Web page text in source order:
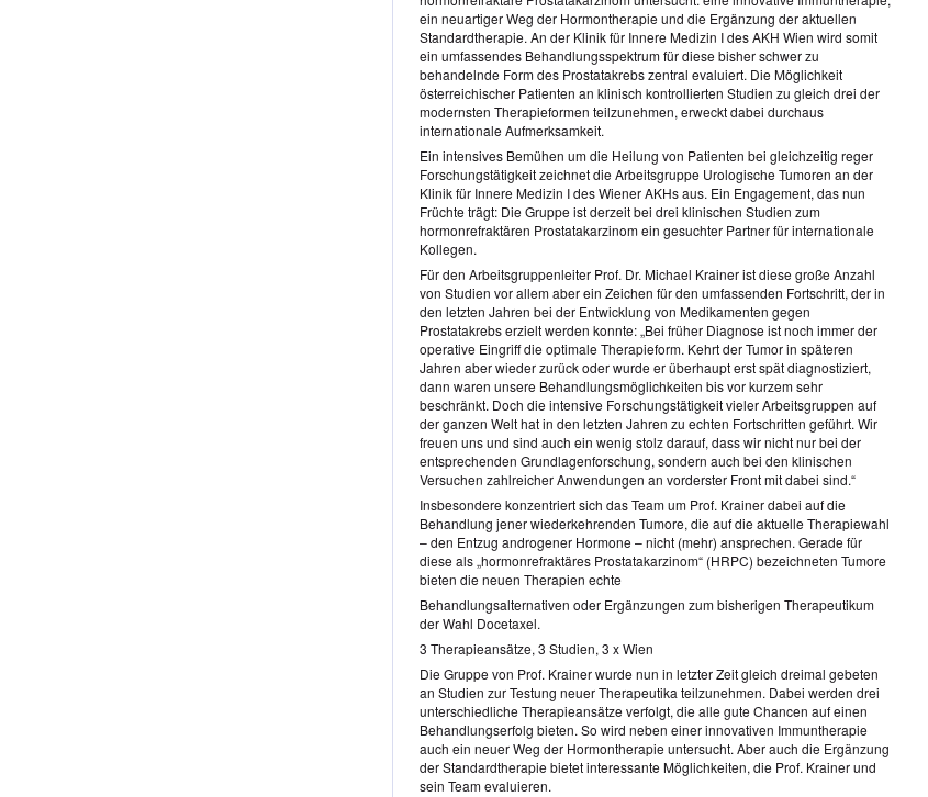
ein neuartiger Weg der Hormontherapie und die Ergänzung der aktuellen
Standardtherapie. An der Klinik für Innere Medizin I des AKH Wien wird somit
ein umfassendes Behandlungsspektrum für diese bisher schwer zu
behandelnde Form des Prostatakrebs zentral evaluiert. Die Möglichkeit
österreichischer Patienten an klinisch kontrollierten Studien zu gleich drei der
modernsten Therapieformen teilzunehmen, erweckt dabei durchaus
internationale Aufmerksamkeit.
Ein intensives Bemühen um die Heilung von Patienten bei gleichzeitig reger
Forschungstätigkeit zeichnet die Arbeitsgruppe Urologische Tumoren an der
Klinik für Innere Medizin I des Wiener AKHs aus. Ein Engagement, das nun
Früchte trägt: Die Gruppe ist derzeit bei drei klinischen Studien zum
hormonrefraktären Prostatakarzinom ein gesuchter Partner für internationale
Kollegen.
Für den Arbeitsgruppenleiter Prof. Dr. Michael Krainer ist diese große Anzahl
von Studien vor allem aber ein Zeichen für den umfassenden Fortschritt, der in
den letzten Jahren bei der Entwicklung von Medikamenten gegen
Prostatakrebs erzielt werden konnte: „Bei früher Diagnose ist noch immer der
operative Eingriff die optimale Therapieform. Kehrt der Tumor in späteren
Jahren aber wieder zurück oder wurde er überhaupt erst spät diagnostiziert,
dann waren unsere Behandlungsmöglichkeiten bis vor kurzem sehr
beschränkt. Doch die intensive Forschungstätigkeit vieler Arbeitsgruppen auf
der ganzen Welt hat in den letzten Jahren zu echten Fortschritten geführt. Wir
freuen uns und sind auch ein wenig stolz darauf, dass wir nicht nur bei der
entsprechenden Grundlagenforschung, sondern auch bei den klinischen
Versuchen zahlreicher Anwendungen an vorderster Front mit dabei sind.“
Insbesondere konzentriert sich das Team um Prof. Krainer dabei auf die
Behandlung jener wiederkehrenden Tumore, die auf die aktuelle Therapiewahl
– den Entzug androgener Hormone – nicht (mehr) ansprechen. Gerade für
diese als „hormonrefraktäres Prostatakarzinom“ (HRPC) bezeichneten Tumore
bieten die neuen Therapien echte
Behandlungsalternativen oder Ergänzungen zum bisherigen Therapeutikum
der Wahl Docetaxel.
3 Therapieansätze, 3 Studien, 3 x Wien
Die Gruppe von Prof. Krainer wurde nun in letzter Zeit gleich dreimal gebeten
an Studien zur Testung neuer Therapeutika teilzunehmen. Dabei werden drei
unterschiedliche Therapieansätze verfolgt, die alle gute Chancen auf einen
Behandlungserfolg bieten. So wird neben einer innovativen Immuntherapie
auch ein neuer Weg der Hormontherapie untersucht. Aber auch die Ergänzung
der Standardtherapie bietet interessante Möglichkeiten, die Prof. Krainer und
sein Team evaluieren.